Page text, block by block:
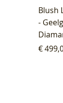
Blush
-
Prijs
€